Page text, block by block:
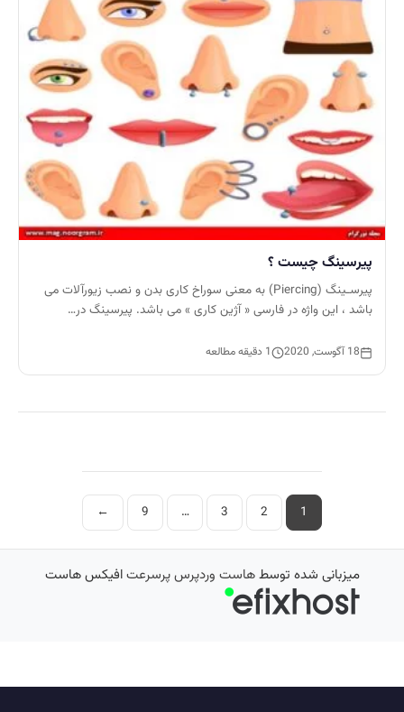
پیرسینگ چیست ؟
پیرسـینگ (Piercing) به معنی سوراخ کاری بدن و نصب زیورآلات می
باشد ، این واژه در فارسی « آژین کاری » می باشد. پیرسینگ در…
18 آگوست, 2020 1 دقیقه مطالعه
صفحه‌بندی
نوشته‌ها
1
2
3
…
9
←
میزبانی شده توسطهاست وردپرس پرسرعتافیکس هاست